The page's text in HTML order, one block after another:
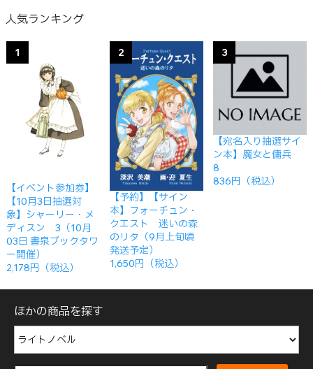
人気ランキング
1
【イベント参加券】
【10月3日抽選対
象】シャーリー・メ
ディスン 3（10月
03日 書泉ブックタワ
ー開催）
2,178円（税込）
2
【予約】【サイン
本】フォーチュン・
クエスト 迷いの森
のリタ（9月上旬頃
発送予定）
1,650円（税込）
3
【宛名入り抽選サイ
ン本】魔女と傭兵
8
836円（税込）
ほかの商品を探す